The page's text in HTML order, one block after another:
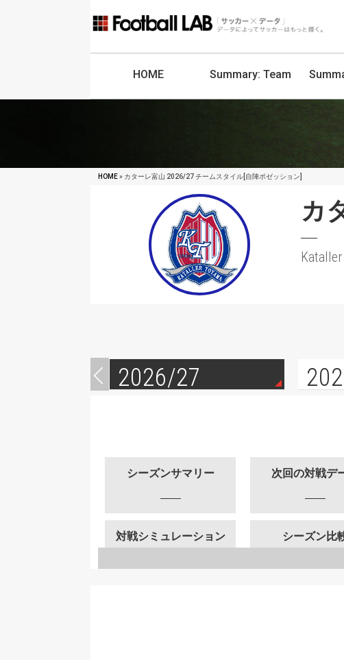
HOME Summary: Team
HOME» カターレ富山 2026/27 チームスタイル[自陣ポゼッション]
カ
2026/27
シーズンサマリー 次回の対戦デ
対戦シミュレーション シーズン比